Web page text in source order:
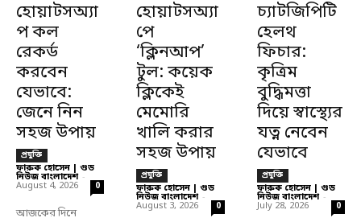
হোয়াটসঅ্যা
প কল
রেকর্ড
করবেন
যেভাবে:
জেনে নিন
সহজ উপায়
প্রযুক্তি
ফারুক হোসেন | গুড
নিউজ বাংলাদেশ -
August 4, 2026 0
আজকের দিনে
হোয়াটসঅ্যা
পে
‘ক্লিনআপ’
টুল: কয়েক
ক্লিকেই
মেমোরি
খালি করার
সহজ উপায়
প্রযুক্তি
ফারুক হোসেন | গুড
নিউজ বাংলাদেশ -
August 3, 2026 0
চ্যাটজিপিটি
হেলথ
ফিচার:
কৃত্রিম
বুদ্ধিমত্তা
দিয়ে স্বাস্থ্যের
যত্ন নেবেন
যেভাবে
প্রযুক্তি
ফারুক হোসেন | গুড
নিউজ বাংলাদেশ -
July 28, 2026 0